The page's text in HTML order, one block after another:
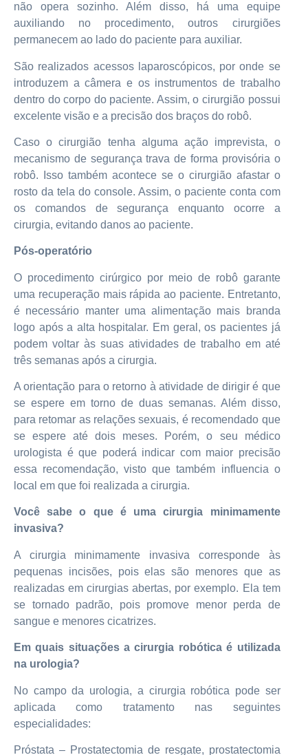
não opera sozinho. Além disso, há uma equipe
auxiliando no procedimento, outros cirurgiões
permanecem ao lado do paciente para auxiliar.
São realizados acessos laparoscópicos, por onde se
introduzem a câmera e os instrumentos de trabalho
dentro do corpo do paciente. Assim, o cirurgião possui
excelente visão e a precisão dos braços do robô.
Caso o cirurgião tenha alguma ação imprevista, o
mecanismo de segurança trava de forma provisória o
robô. Isso também acontece se o cirurgião afastar o
rosto da tela do console. Assim, o paciente conta com
os comandos de segurança enquanto ocorre a
cirurgia, evitando danos ao paciente.
Pós-operatório
O procedimento cirúrgico por meio de robô garante
uma recuperação mais rápida ao paciente. Entretanto,
é necessário manter uma alimentação mais branda
logo após a alta hospitalar. Em geral, os pacientes já
podem voltar às suas atividades de trabalho em até
três semanas após a cirurgia.
A orientação para o retorno à atividade de dirigir é que
se espere em torno de duas semanas. Além disso,
para retomar as relações sexuais, é recomendado que
se espere até dois meses. Porém, o seu médico
urologista é que poderá indicar com maior precisão
essa recomendação, visto que também influencia o
local em que foi realizada a cirurgia.
Você sabe o que é uma cirurgia minimamente
invasiva?
A cirurgia minimamente invasiva corresponde às
pequenas incisões, pois elas são menores que as
realizadas em cirurgias abertas, por exemplo. Ela tem
se tornado padrão, pois promove menor perda de
sangue e menores cicatrizes.
Em quais situações a cirurgia robótica é utilizada
na urologia?
No campo da urologia, a cirurgia robótica pode ser
aplicada como tratamento nas seguintes
especialidades:
Próstata – Prostatectomia de resgate, prostatectomia